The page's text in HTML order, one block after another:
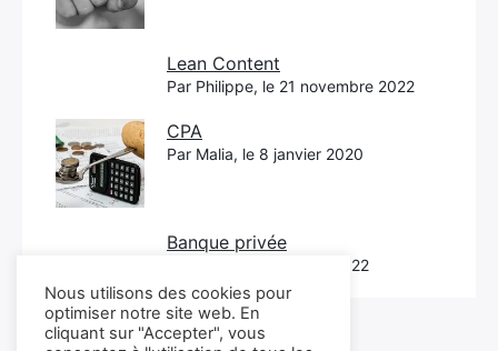
Lean Content
Par Philippe, le 21 novembre 2022
CPA
Par Malia, le 8 janvier 2020
Banque privée
Par Philippe, le 20 mai 2022
Nous utilisons des cookies pour
optimiser notre site web. En
cliquant sur "Accepter", vous